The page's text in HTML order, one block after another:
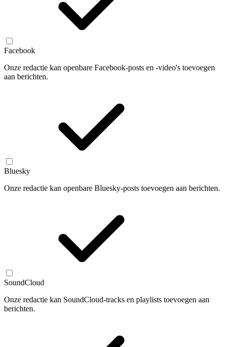
Facebook
Onze redactie kan openbare Facebook-posts en -video's toevoegen
aan berichten.
Bluesky
Onze redactie kan openbare Bluesky-posts toevoegen aan berichten.
SoundCloud
Onze redactie kan SoundCloud-tracks en playlists toevoegen aan
berichten.